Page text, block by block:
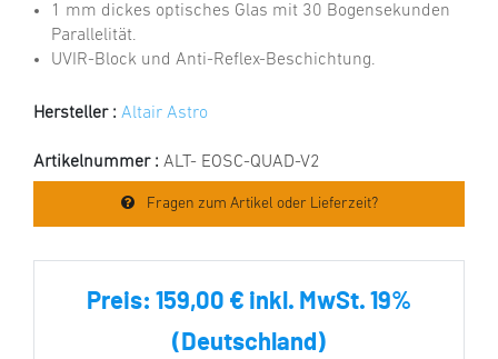
1 mm dickes optisches Glas mit 30 Bogensekunden
Parallelität.
UVIR-Block und Anti-Reflex-Beschichtung.
Hersteller : Altair Astro
Artikelnummer : ALT- EOSC-QUAD-V2
Fragen zum Artikel oder Lieferzeit?
Preis: 159,00 € inkl. MwSt. 19%
(Deutschland)